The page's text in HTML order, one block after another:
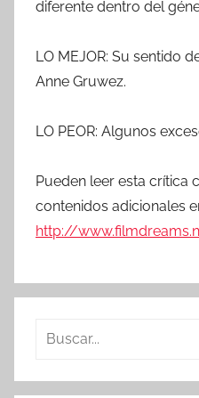
diferente dentro del
LO MEJOR: Su sentido
Anne Gruwez.
LO PEOR: Algunos
Pueden leer esta crítica
contenidos adicionales
http://
s